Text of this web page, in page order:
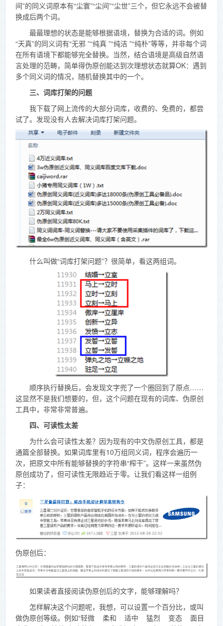
间”的同义词原本有“尘寰”“尘间”“尘世”三个，但它永远不会被替
换成后两个词。
最最理想的状态是能够根据语境，替换为合适的词。例如
“天真”的同义词有“无邪 ”“纯真 ”“纯洁 ”“纯朴”等等，并非每个词
在所有语境下都能够完全替换。当然，结合语境是高级自然语
言处理的范畴，简单得伪原创能达到次理想状态就算OK：遇到
多个同义词的情况，随机替换其中的一个。
三、词库打架的问题
我下载了网上流传的大部分词库，收费的、免费的，都尝
试了。发现没有人去解决词库打架问题。
什么叫做“词库打架问题”？很简单，看这两组词。
顺序执行替换后，会发现文字兜了一个圈回到了原点……
这显然不是我们想要的，但，这个问题在现有的词库、伪原创
工具中，非常非常普遍。
四、可读性太差
为什么会可读性太差？因为现有的中文伪原创工具，都是
通篇全部替换。如果词库里有10万组同义词，程序会遍历一
次，把原文中所有能够替换的字符串“榨干”。这样一来虽然伪
原创成功了，但可读性无限趋近于零。让我们看这样一组例
子：
伪原创后：
如果读者直接阅读伪原创后的文字，能够理解吗？
怎样解决这个问题呢，我想，可以设置一个百分比，或叫
做伪原创等级。例如“轻微 柔和 适中 猛烈 变态 面目